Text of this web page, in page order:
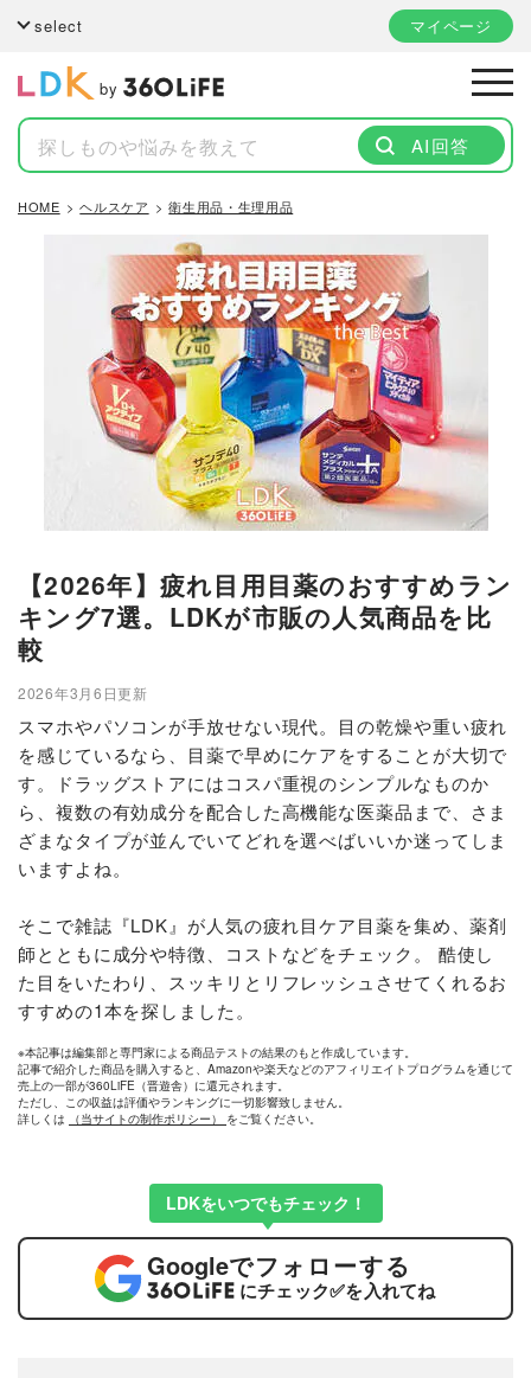
select マイページ
by
AI回答
HOME ヘルスケア 衛生用品・生理用品
【2026年】疲れ目用目薬のおすすめラン
キング7選。LDKが市販の人気商品を比
較
2026年3月6日更新
スマホやパソコンが手放せない現代。目の乾燥や重い疲れ
を感じているなら、目薬で早めにケアをすることが大切で
す。ドラッグストアにはコスパ重視のシンプルなものか
ら、複数の有効成分を配合した高機能な医薬品まで、さま
ざまなタイプが並んでいてどれを選べばいいか迷ってしま
いますよね。
そこで雑誌『LDK』が人気の疲れ目ケア目薬を集め、薬剤
師とともに成分や特徴、コストなどをチェック。 酷使し
た目をいたわり、スッキリとリフレッシュさせてくれるお
すすめの1本を探しました。
※本記事は編集部と専門家による商品テストの結果のもと作成しています。
記事で紹介した商品を購入すると、Amazonや楽天などのアフィリエイトプログラムを通じて
売上の一部が360LiFE（晋遊舎）に還元されます。
ただし、この収益は評価やランキングに一切影響致しません。
詳しくは
（当サイトの制作ポリシー） をご覧ください。
LDKをいつでもチェック！
Googleでフォローする
にチェック✅を入れてね